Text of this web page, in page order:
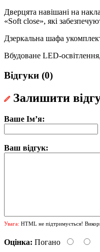
Дверцята навішані на
«Soft close», які
Дзеркальна шафа
Вбудоване LED-
Відгуки (0)
Залишити
Ваше Ім’я:
Ваш відгук:
Увага: HTML не підтримується!
Оцінка: Погано